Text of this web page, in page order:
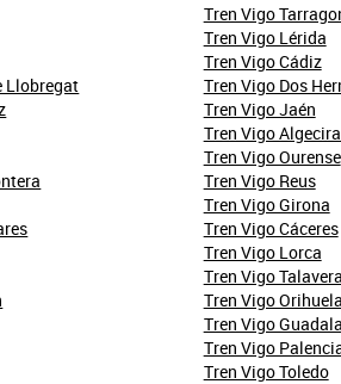
Llobregat
Tren Vigo
Tren Vigo Lérida
Tren Vigo Cádiz
Tren Vigo Dos
Tren Vigo Jaén
Tren Vigo
Tren Vigo Ourense
Tren Vigo Reus
Tren Vigo Girona
Tren Vigo Cáceres
Tren Vigo Lorca
Tren Vigo
Tren Vigo Orihuela
Tren Vigo
Tren Vigo
Tren Vigo Toledo